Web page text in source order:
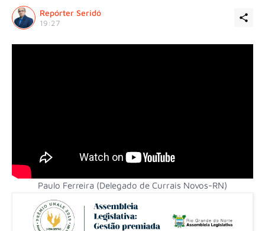
Repórter Seridó
19:27
Paulo Ferreira (Delegado de Currais Novos-RN)